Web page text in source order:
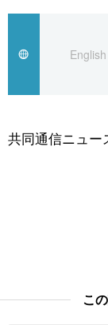
社会
旅と暮らし
社会
文化
科学・技術
暮らし
English
共同通信ニュー
こ